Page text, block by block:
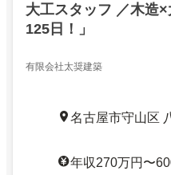
大工スタッフ ／木造
125日！」
有限会社太奨建築
名古屋市守山区
年収270万円〜